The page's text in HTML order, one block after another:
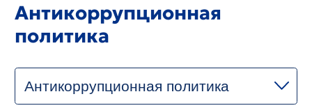
Антикоррупционная
политика